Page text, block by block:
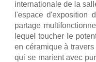
internationale de la
l'espace d'exposition
partage
lequel toucher le
en céramique à
qui se marient avec